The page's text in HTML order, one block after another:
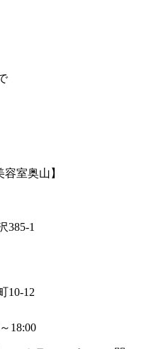
室奥山】
385-1
10-12
18:00